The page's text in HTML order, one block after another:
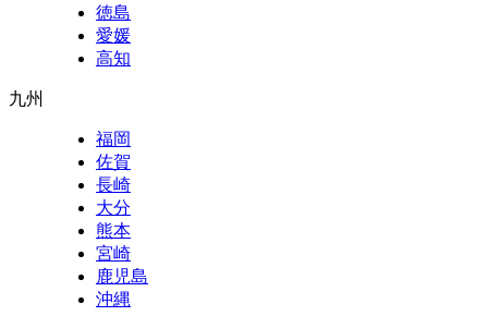
徳島
愛媛
高知
九州
福岡
佐賀
長崎
大分
熊本
宮崎
鹿児島
沖縄